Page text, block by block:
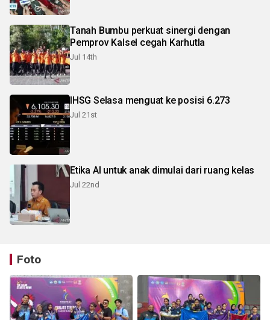
Tanah Bumbu perkuat sinergi dengan
Pemprov Kalsel cegah Karhutla
Jul 14th
IHSG Selasa menguat ke posisi 6.273
Jul 21st
Etika AI untuk anak dimulai dari ruang kelas
Jul 22nd
Foto